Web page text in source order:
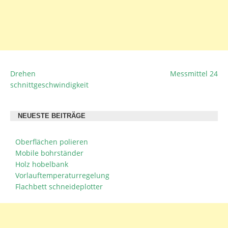
BEITRAGSNAVIGATION
Drehen
schnittgeschwindigkeit
Messmittel 24
NEUESTE BEITRÄGE
Oberflächen polieren
Mobile bohrständer
Holz hobelbank
Vorlauftemperaturregelung
Flachbett schneideplotter